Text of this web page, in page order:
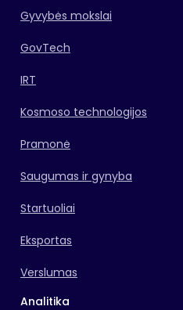
Gyvybės mokslai
GovTech
IRT
Kosmoso technologijos
Pramonė
Saugumas ir gynyba
Startuoliai
Eksportas
Verslumas
Analitika